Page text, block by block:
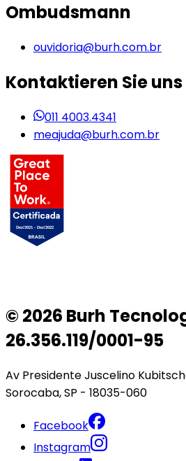
Ombudsmann
ouvidoria@burh.com.br
Kontaktieren Sie uns
011 4003.4341
meajuda@burh.com.br
© 2026 Burh
26.356.119/0001-95
Av Presidente Juscelino
Sorocaba, SP - 18035-060
Facebook
Instagram